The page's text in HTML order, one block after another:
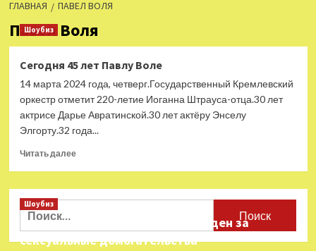
ГЛАВНАЯ ПАВЕЛ ВОЛЯ
Павел Воля
Шоубиз
Сегодня 45 лет Павлу Воле
14 марта 2024 года, четверг.Государственный Кремлевский
оркестр отметит 220-летие Иоганна Штрауса-отца.30 лет
актрисе Дарье Авратинской.30 лет актёру Энселу
Элгорту.32 года...
Читать далееПрочитать
Сегодня
Павлу
Воле
Найти:
Шоубиз
Звезда «Игры в кальмара» осужден за
сексуальные домогательства